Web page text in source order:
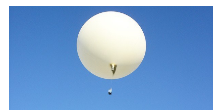
präsentiert. Smartphone-Besitzer können diese
Informationen auch über eine App beziehen.